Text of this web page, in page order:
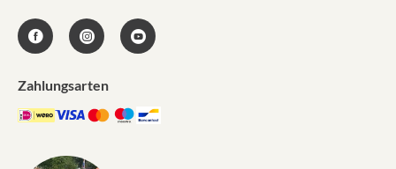
Zahlungsarten